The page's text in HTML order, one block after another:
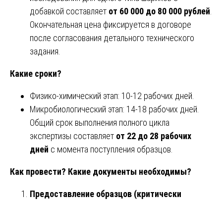
добавкой составляет от 60 000 до 80 000 рублей
Окончательная цена фиксируется в договоре
после согласования детального технического
задания.
Какие сроки?
Физико-химический этап: 10-12 рабочих дней.
Микробиологический этап: 14-18 рабочих дней.
Общий срок выполнения полного цикла
экспертизы составляет от 22 до 28 рабочих
дней с момента поступления образцов.
Как провести? Какие документы необходимы?
Предоставление образцов (критически